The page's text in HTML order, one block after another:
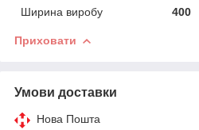
Ширина виробу 400
Приховати
Умови доставки
Нова Пошта